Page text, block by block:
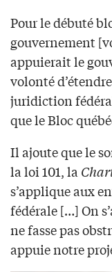
Pour le débuté
gouvernement
appuierait le
volonté
juridiction
que le Bloc
Il ajoute que le
la loi 101, la
s’applique aux
fédérale […] On
ne fasse pas
appuie notre